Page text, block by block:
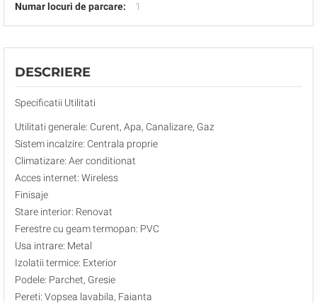
Numar locuri de parcare:
1
DESCRIERE
Specificatii Utilitati
Utilitati generale: Curent, Apa, Canalizare, Gaz
Sistem incalzire: Centrala proprie
Climatizare: Aer conditionat
Acces internet: Wireless
Finisaje
Stare interior: Renovat
Ferestre cu geam termopan: PVC
Usa intrare: Metal
Izolatii termice: Exterior
Podele: Parchet, Gresie
Pereti: Vopsea lavabila, Faianta